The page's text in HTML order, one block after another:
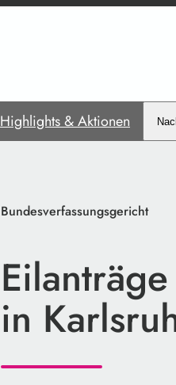
Highlights & Aktionen
Bundesverfassungsgericht
in